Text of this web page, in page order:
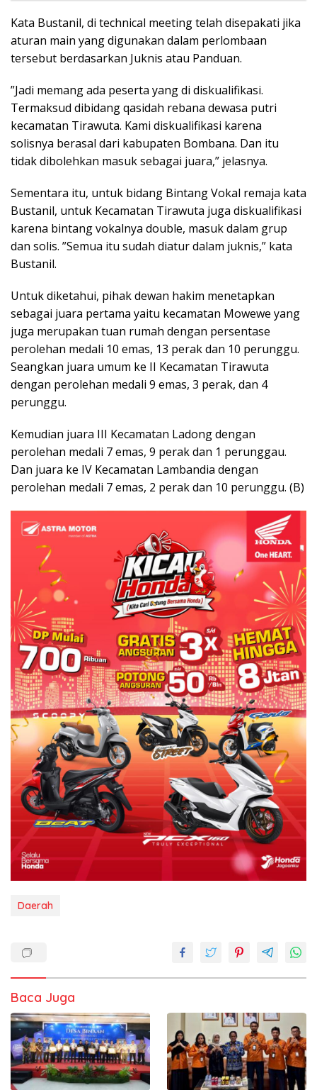
Kata Bustanil, di technical meeting telah disepakati jika
aturan main yang digunakan dalam perlombaan
tersebut berdasarkan Juknis atau Panduan.
”Jadi memang ada peserta yang di diskualifikasi.
Termaksud dibidang qasidah rebana dewasa putri
kecamatan Tirawuta. Kami diskualifikasi karena
solisnya berasal dari kabupaten Bombana. Dan itu
tidak dibolehkan masuk sebagai juara,” jelasnya.
Sementara itu, untuk bidang Bintang Vokal remaja kata
Bustanil, untuk Kecamatan Tirawuta juga diskualifikasi
karena bintang vokalnya double, masuk dalam grup
dan solis. ”Semua itu sudah diatur dalam juknis,” kata
Bustanil.
Untuk diketahui, pihak dewan hakim menetapkan
sebagai juara pertama yaitu kecamatan Mowewe yang
juga merupakan tuan rumah dengan persentase
perolehan medali 10 emas, 13 perak dan 10 perunggu.
Seangkan juara umum ke II Kecamatan Tirawuta
dengan perolehan medali 9 emas, 3 perak, dan 4
perunggu.
Kemudian juara III Kecamatan Ladong dengan
perolehan medali 7 emas, 9 perak dan 1 perunggau.
Dan juara ke IV Kecamatan Lambandia dengan
perolehan medali 7 emas, 2 perak dan 10 perunggu. (B)
Daerah
Baca Juga